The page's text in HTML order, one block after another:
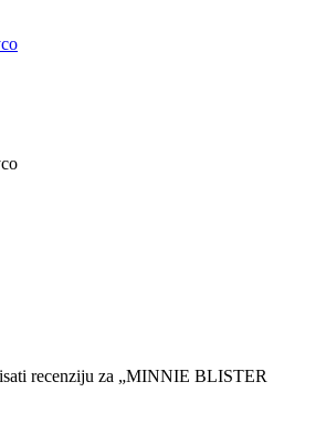
recenziju za „MINNIE BLISTER